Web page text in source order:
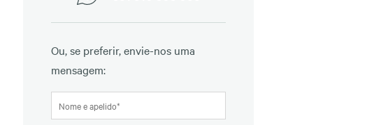
Ou, se preferir, envie-nos uma
mensagem: